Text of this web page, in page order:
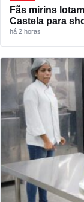
Fãs mirins
Castela para
há 2 horas